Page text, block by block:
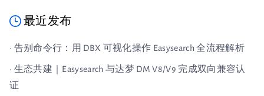
最近发布
· 告别命令行：用 DBX 可视化操作 Easysearch 全流程解析
· 生态共建｜Easysearch 与达梦 DM V8/V9 完成双向兼容认
证